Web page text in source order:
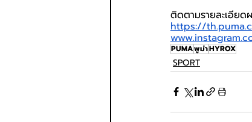
ติดตามรายละเอียด
https://
PUMAพูม่าHYROX
SPORT